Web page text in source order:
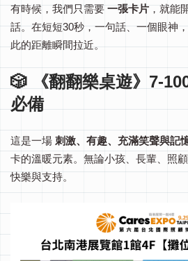
有時候，我們只需要 一張卡片 ，就能
話。 在短短30秒，一句話、一個眼神
此的距離瞬間拉近。
🎲 《翻翻樂桌遊》7-
必備
這是一場 刺激、有趣、充滿笑聲與記
卡的溫暖元素。 無論小孩、長輩、照
快樂與支持。